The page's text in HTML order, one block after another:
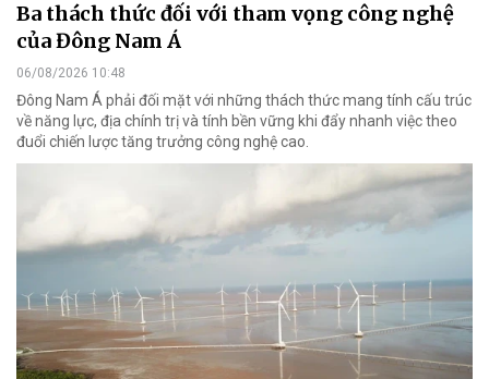
Ba thách thức đối với tham vọng công nghệ
của Đông Nam Á
06/08/2026 10:48
Đông Nam Á phải đối mặt với những thách thức mang tính cấu trúc
về năng lực, địa chính trị và tính bền vững khi đẩy nhanh việc theo
đuổi chiến lược tăng trưởng công nghệ cao.